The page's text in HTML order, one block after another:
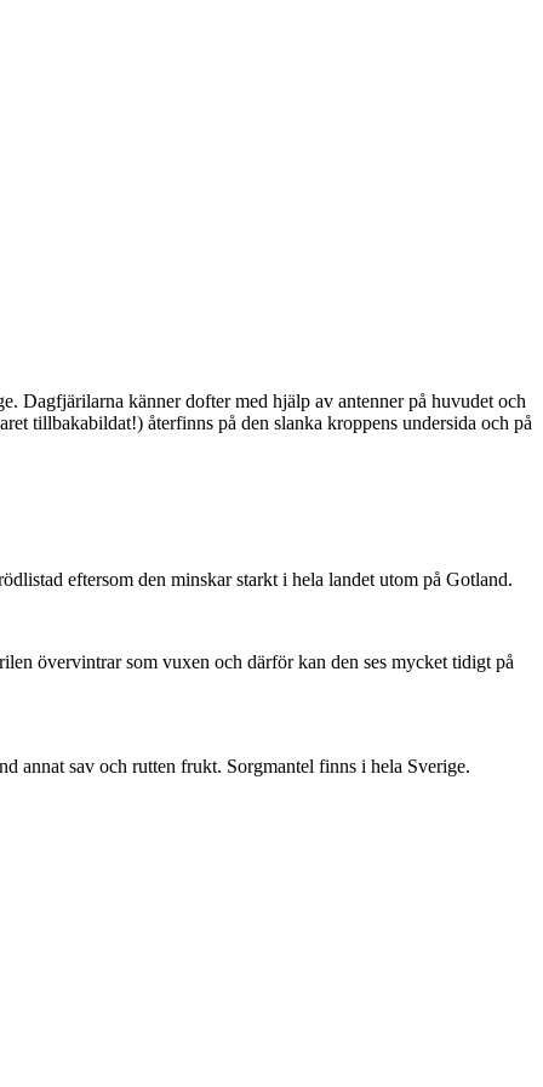
Dagfjärilarna känner dofter med hjälp av antenner på huvudet och
tillbakabildat!) återfinns på den slanka kroppens undersida och på
eftersom den minskar starkt i hela landet utom på Gotland.
övervintrar som vuxen och därför kan den ses mycket tidigt på
annat sav och rutten frukt. Sorgmantel finns i hela Sverige.